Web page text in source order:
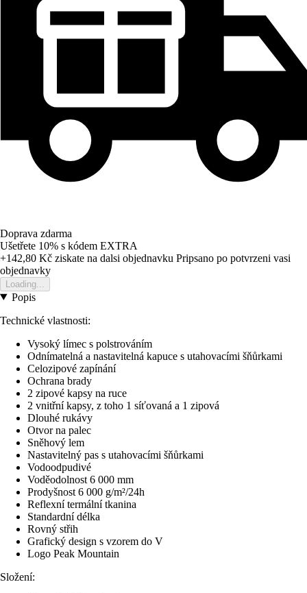
Doprava zdarma
Ušetřete 10% s kódem EXTRA
+142,80 Kč ziskate na dalsi objednavku Pripsano po potvrzeni vasi
objednavky
Loading...
Popis
Technické vlastnosti:
Vysoký límec s polstrováním
Odnímatelná a nastavitelná kapuce s utahovacími šňůrkami
Celozipové zapínání
Ochrana brady
2 zipové kapsy na ruce
2 vnitřní kapsy, z toho 1 síťovaná a 1 zipová
Dlouhé rukávy
Otvor na palec
Sněhový lem
Nastavitelný pas s utahovacími šňůrkami
Vodoodpudivé
Voděodolnost 6 000 mm
Prodyšnost 6 000 g/m²/24h
Reflexní termální tkanina
Standardní délka
Rovný střih
Grafický design s vzorem do V
Logo Peak Mountain
Složení: